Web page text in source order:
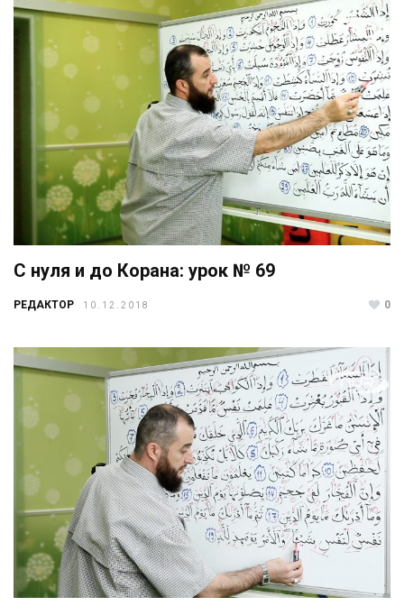
С нуля и до Корана: урок № 69
РЕДАКТОР 10.12.2018 0